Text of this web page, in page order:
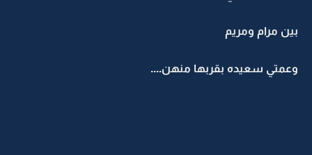
بين مرام ومريم
وعمتي سعيده بقربها منهن....